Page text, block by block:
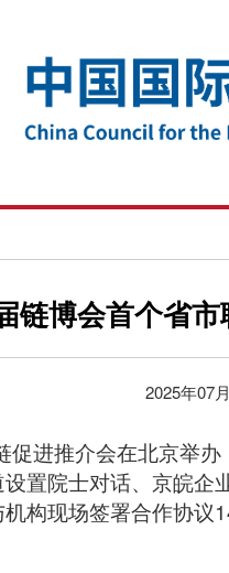
链博会首个省
2025年07
促进推介会在北京举
置院士对话、京皖
构现场签署合作协